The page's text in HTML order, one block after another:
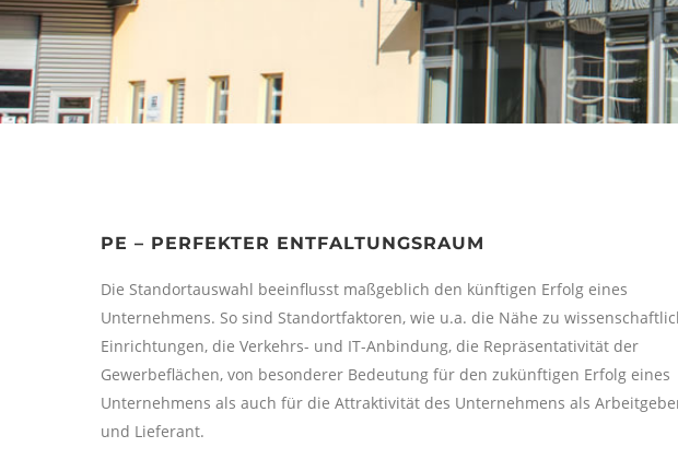
PE – PERFEKTER ENTFALTUNGSRAUM
Die Standortauswahl beeinflusst maßgeblich den künftigen Erfolg eines
Unternehmens. So sind Standortfaktoren, wie u.a. die Nähe zu
Einrichtungen, die Verkehrs- und IT-Anbindung, die Repräsentativität der
Gewerbeflächen, von besonderer Bedeutung für den zukünftigen Erfolg eines
Unternehmens als auch für die Attraktivität des Unternehmens als
und Lieferant.